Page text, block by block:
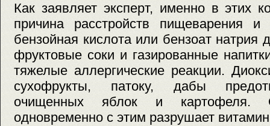
Как заявляет эксперт, именно в этих
причина расстройств пищеварения и
бензойная кислота или бензоат натрия
фруктовые соки и газированные
тяжелые аллергические реакции.
сухофрукты, патоку, дабы
очищенных яблок и картофеля.
одновременно с этим разрушает